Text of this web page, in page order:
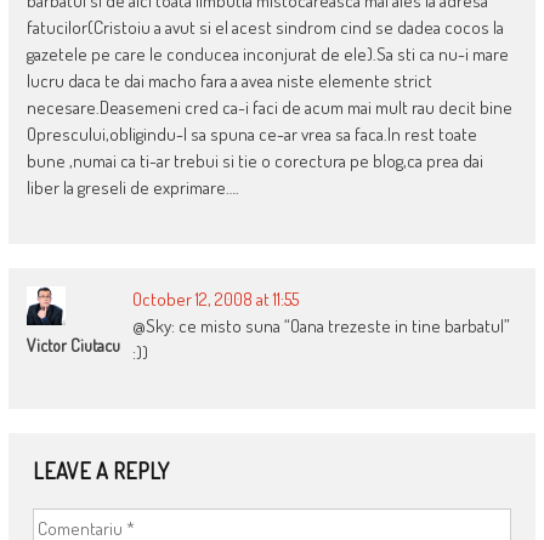
fatucilor(Cristoiu a avut si el acest sindrom cind se dadea cocos la
gazetele pe care le conducea inconjurat de ele).Sa sti ca nu-i mare
lucru daca te dai macho fara a avea niste elemente strict
necesare.Deasemeni cred ca-i faci de acum mai mult rau decit bine
Oprescului,obligindu-l sa spuna ce-ar vrea sa faca.In rest toate
bune ,numai ca ti-ar trebui si tie o corectura pe blog,ca prea dai
liber la greseli de exprimare….
Victor Ciutacu
October 12, 2008 at 11:55
@Sky: ce misto suna “Oana trezeste in tine barbatul”
:))
LEAVE A REPLY